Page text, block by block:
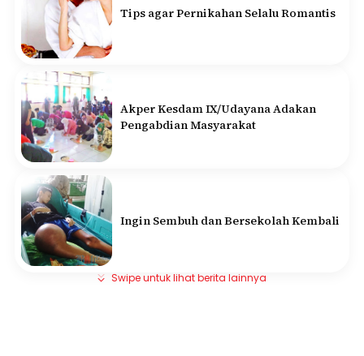
Tips agar Pernikahan Selalu Romantis
Akper Kesdam IX/Udayana Adakan
Pengabdian Masyarakat
Ingin Sembuh dan Bersekolah Kembali
Swipe untuk lihat berita lainnya